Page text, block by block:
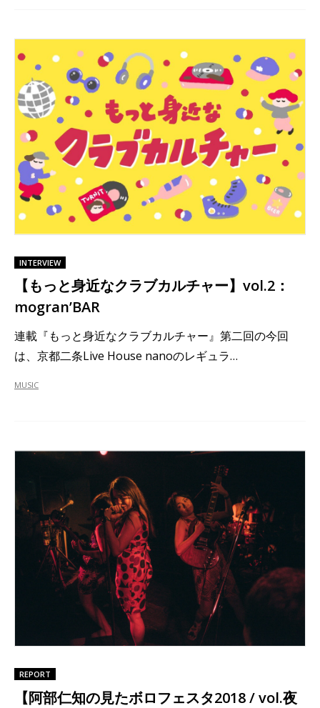
INTERVIEW
【もっと身近なクラブカルチャー】vol.2：
mogran’BAR
連載『もっと身近なクラブカルチャー』第二回の今回
は、京都二条Live House nanoのレギュラ…
MUSIC
REPORT
【阿部仁知の見たボロフェスタ2018 / vol.夜